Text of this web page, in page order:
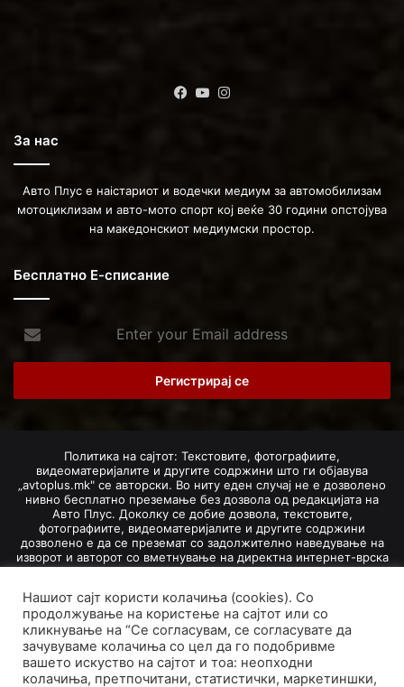
Facebook
YouTube
За нас
Авто Плус е наістариот и водечки медиум за автомобилизам
мотоциклизам и авто-мото спорт кој веќе 30 години опстојува
на македонскиот медиумски простор.
Бесплатно Е-списание
your
Email
Политика на сајтот: Текстовите, фотографиите,
видеоматеријалите и другите содржини што ги објавува
„avtoplus.mk" се авторски. Во ниту еден случај не е дозволено
нивно бесплатно преземање без дозвола од редакцијата на
Авто Плус. Доколку се добие дозвола, текстовите,
фотографиите, видеоматеријалите и другите содржини
дозволено е да се преземат со задолжително наведување на
изворот и авторот со вметнување на директна интернет-врска
(линк) до оригиналната содржина на „avtoplus.mk". При
текст, може да се превземе само дел од новинарско дело
насловот, придружната фотографија (односно насловната
фотографија) и воведниот дел на текстот, познат како „лид".
Преземање содржини од „avtoplus.mk" надвор од овие услови
не е дозволено и подложи на санкционирање согласно
Законот за авторски и сродни права.
Нашиот сајт користи колачиња (cookies). Со
продолжување на користење на сајтот или со
кликнување на “Се согласувам, се согласувате да
зачувуваме колачиња со цел да го подобривме
вашето искуство на сајтот и тоа: неопходни
колачиња, претпочитани, статистички, маркетиншки,